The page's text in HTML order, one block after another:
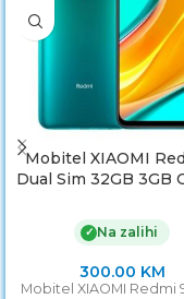
Mobitel XIAOMI
Dual Sim 32GB 3GB
✓ Na zalihi
300.00 KM
Mobitel XIAOMI Redmi